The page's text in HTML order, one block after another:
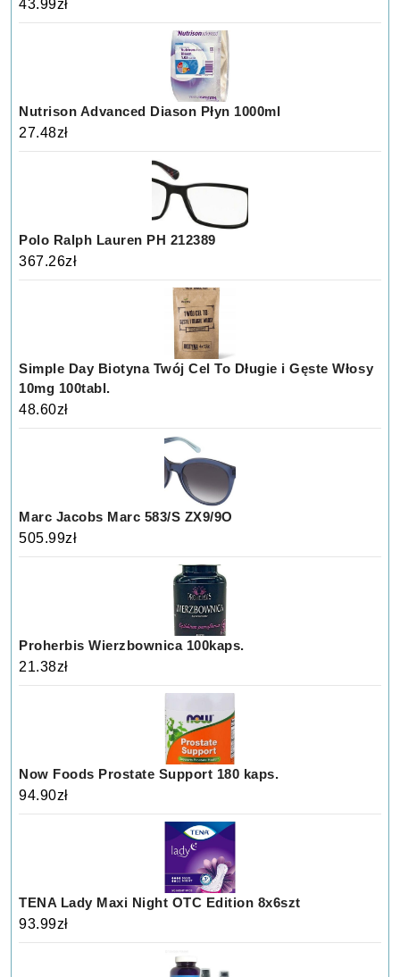
43.99zł
Nutrison Advanced Diason Płyn 1000ml
27.48zł
Polo Ralph Lauren PH 212389
367.26zł
Simple Day Biotyna Twój Cel To Długie i Gęste Włosy
10mg 100tabl.
48.60zł
Marc Jacobs Marc 583/S ZX9/9O
505.99zł
Proherbis Wierzbownica 100kaps.
21.38zł
Now Foods Prostate Support 180 kaps.
94.90zł
TENA Lady Maxi Night OTC Edition 8x6szt
93.99zł